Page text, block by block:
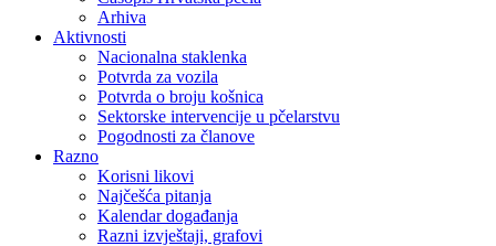
Arhiva
Aktivnosti
Nacionalna staklenka
Potvrda za vozila
Potvrda o broju košnica
Sektorske intervencije u pčelarstvu
Pogodnosti za članove
Razno
Korisni likovi
Najčešća pitanja
Kalendar događanja
Razni izvještaji, grafovi